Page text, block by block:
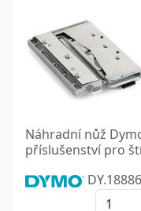
Náhradní nůž
příslušenství pro